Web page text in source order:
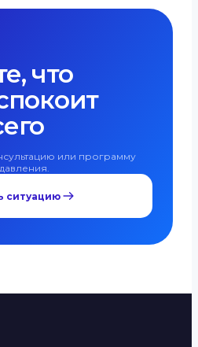
что
или программу
ситуацию